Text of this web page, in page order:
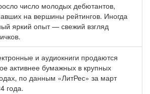
число молодых дебютантов,
на вершины рейтингов. Иногда
яркий опыт — свежий взгляд
и аудиокниги продаются
активнее бумажных в крупных
по данным «ЛитРес» за март
года.